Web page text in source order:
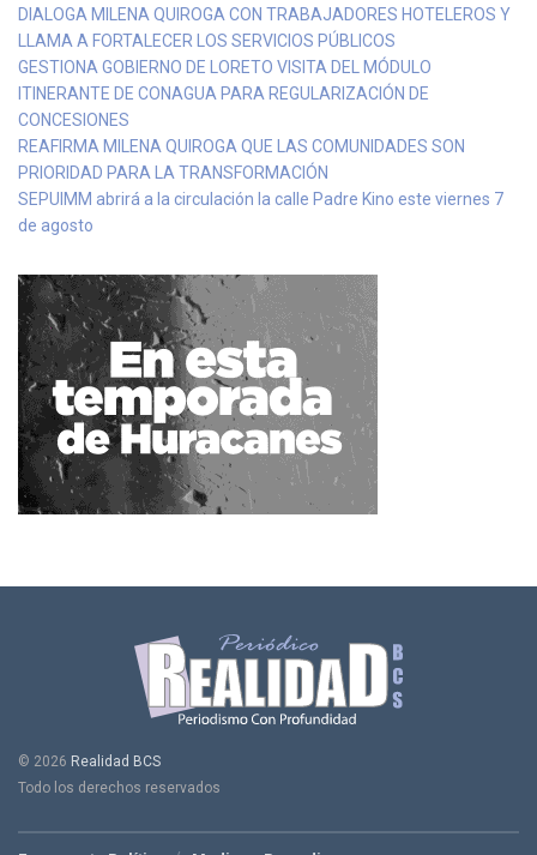
DIALOGA MILENA QUIROGA CON TRABAJADORES HOTELEROS Y
LLAMA A FORTALECER LOS SERVICIOS PÚBLICOS
GESTIONA GOBIERNO DE LORETO VISITA DEL MÓDULO
ITINERANTE DE CONAGUA PARA REGULARIZACIÓN DE
CONCESIONES
REAFIRMA MILENA QUIROGA QUE LAS COMUNIDADES SON
PRIORIDAD PARA LA TRANSFORMACIÓN
SEPUIMM abrirá a la circulación la calle Padre Kino este viernes 7
de agosto
© 2026 Realidad BCS
Todo los derechos reservados